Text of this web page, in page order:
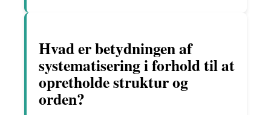
Hvad er betydningen af
systematisering i forhold til at
opretholde struktur og
orden?